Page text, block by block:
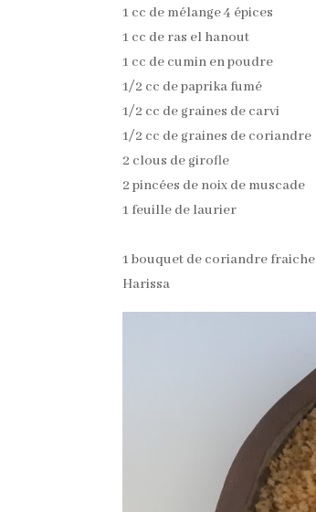
1 cc de mélange 4 épices
1 cc de ras el hanout
1 cc de cumin en poudre
1/2 cc de paprika fumé
1/2 cc de graines de carvi
1/2 cc de graines de coriandre
2 clous de girofle
2 pincées de noix de muscade
1 feuille de laurier
1 bouquet de coriandre fraiche
Harissa